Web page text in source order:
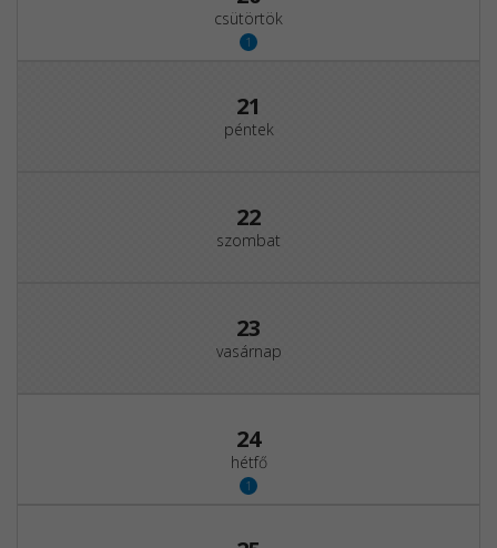
1
csütörtök
21
péntek
22
szombat
23
vasárnap
24
1
hétfő